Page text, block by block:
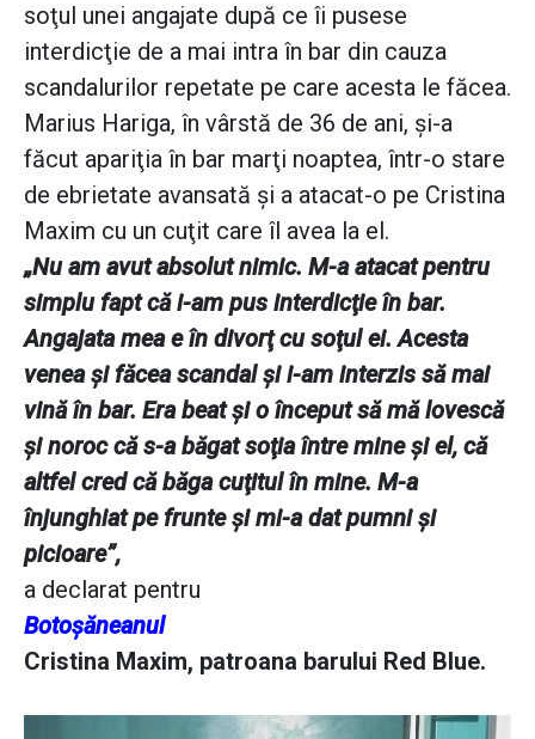
soţul unei angajate după ce îi pusese
interdicţie de a mai intra în bar din cauza
scandalurilor repetate pe care acesta le făcea.
Marius Hariga, în vârstă de 36 de ani, şi-a
făcut apariţia în bar marţi noaptea, într-o stare
de ebrietate avansată şi a atacat-o pe Cristina
Maxim cu un cuţit care îl avea la el.
„Nu am avut absolut nimic. M-a atacat pentru
simplu fapt că i-am pus interdicţie în bar.
Angajata mea e în divorţ cu soţul ei. Acesta
venea şi făcea scandal şi i-am interzis să mai
vină în bar. Era beat şi o început să mă lovescă
şi noroc că s-a băgat soţia între mine şi el, că
altfel cred că băga cuţitul în mine. M-a
înjunghiat pe frunte şi mi-a dat pumni şi
picioare”,
a declarat pentru
Botoşăneanul
Cristina Maxim, patroana barului Red Blue.